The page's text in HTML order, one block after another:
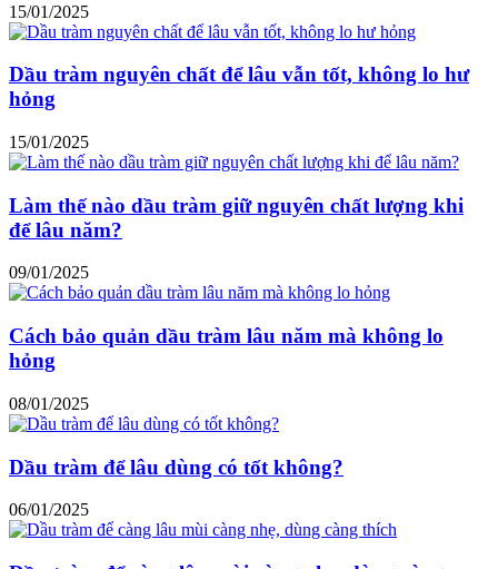
15/01/2025
Dầu tràm nguyên chất để lâu vẫn tốt, không lo hư
hỏng
15/01/2025
Làm thế nào dầu tràm giữ nguyên chất lượng khi
để lâu năm?
09/01/2025
Cách bảo quản dầu tràm lâu năm mà không lo
hỏng
08/01/2025
Dầu tràm để lâu dùng có tốt không?
06/01/2025